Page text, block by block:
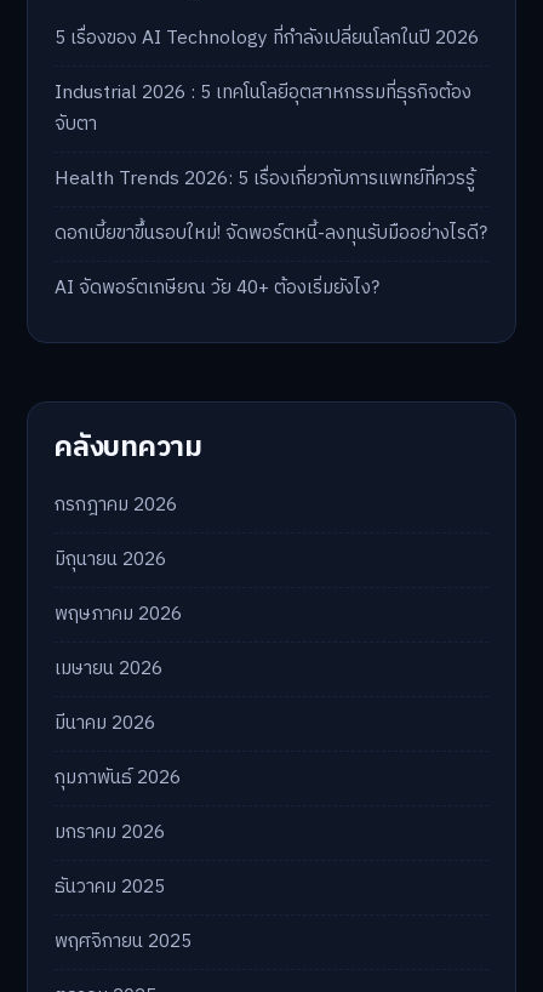
5 เรื่องของ AI Technology ที่กำลังเปลี่ยนโลกในปี 2026
Industrial 2026 : 5 เทคโนโลยีอุตสาหกรรมที่ธุรกิจต้อง
จับตา
Health Trends 2026: 5 เรื่องเกี่ยวกับการแพทย์ที่ควรรู้
ดอกเบี้ยขาขึ้นรอบใหม่! จัดพอร์ตหนี้-ลงทุนรับมืออย่างไรดี?
AI จัดพอร์ตเกษียณ วัย 40+ ต้องเริ่มยังไง?
คลังบทความ
กรกฎาคม 2026
มิถุนายน 2026
พฤษภาคม 2026
เมษายน 2026
มีนาคม 2026
กุมภาพันธ์ 2026
มกราคม 2026
ธันวาคม 2025
พฤศจิกายน 2025